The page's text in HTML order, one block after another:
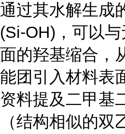
通过其水解生成
(Si-OH)，可以
面的羟基缩合，
能团引入材料表
资料提及二甲基
（结构相似的双